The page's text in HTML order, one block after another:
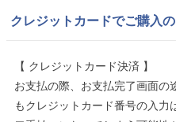
クレジットカードでご購入
【 クレジットカード決済 】
お支払の際、お支払完了画面の
もクレジットカード番号の入力